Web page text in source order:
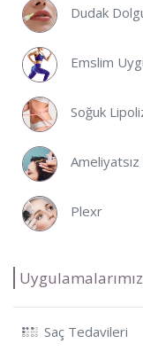
Dudak
Emslim
Soğuk
Plexr
Uygulamalarımız
Saç Tedavileri